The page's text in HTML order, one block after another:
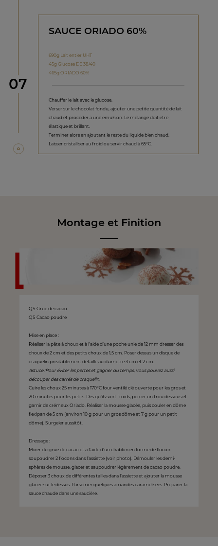
étape
07
SAUCE ORIADO 60%
690g Lait entier UHT
45g Glucose DE 38/40
465g ORIADO 60%
Chauffer le lait avec le glucose.
Verser sur le chocolat fondu, ajouter une petite quantité de lait
chaud et procéder à une émulsion. Le mélange doit être
élastique et brillant.
Terminer alors en ajoutant le reste du liquide bien chaud.
Laisser cristalliser au froid ou servir chaud à 65°C.
Montage et Finition
QS Grué de cacao
QS Cacao poudre
Mise en place :
Réaliser la pâte à choux et à l’aide d’une poche unie de 12 mm dresser des
choux de 2 cm et des petits choux de 1,5 cm. Poser dessus un disque de
craquelin préalablement détaillé au diamètre 3 cm et 2 cm.
Astuce :Pour éviter les pertes et gagner du temps, vous pouvez aussi
découper des carrés de craquelin.
Cuire les choux 25 minutes à 170°C four ventilé clé ouverte pour les gros et
20 minutes pour les petits. Dès qu’ils sont froids, percer un trou dessous et
garnir de crémeux Oriado. Réaliser la mousse glacée, puis couler en dôme
flexipan de 5 cm (environ 10 g pour un gros dôme et 7 g pour un petit
dôme). Surgeler aussitôt.
Dressage :
Mixer du grué de cacao et à l’aide d’un chablon en forme de flocon
soupoudrer 2 flocons dans l’assiette (voir photo). Démouler les demi-
sphères de mousse, glacer et saupoudrer légèrement de cacao poudre.
Déposer 3 choux de différentes tailles dans l’assiette et ajouter la mousse
glacée sur le dessus. Parsemer quelques amandes caramélisées. Préparer la
sauce chaude dans une saucière.